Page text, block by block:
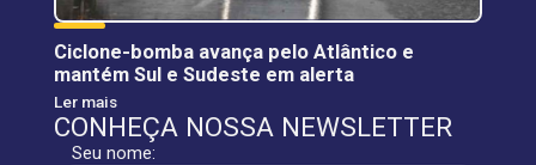
Ciclone-bomba avança pelo Atlântico e
mantém Sul e Sudeste em alerta
Ler mais
CONHEÇA NOSSA NEWSLETTER
Seu nome: